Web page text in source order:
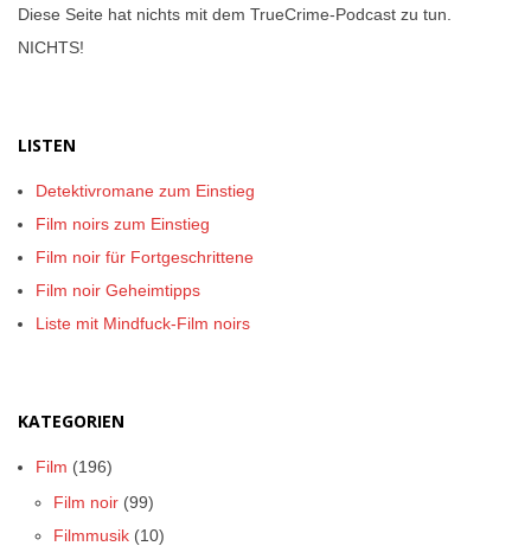
Diese Seite hat nichts mit dem TrueCrime-Podcast zu tun.
NICHTS!
LISTEN
Detektivromane zum Einstieg
Film noirs zum Einstieg
Film noir für Fortgeschrittene
Film noir Geheimtipps
Liste mit Mindfuck-Film noirs
KATEGORIEN
Film (196)
Film noir (99)
Filmmusik (10)